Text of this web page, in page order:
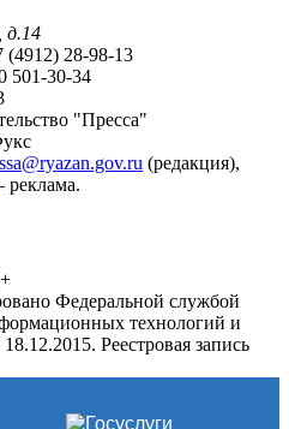
д.14
(4912) 28-98-13
501-30-34
"Пресса"
(редакция),
реклама.
Федеральной службой
технологий и
Реестровая запись